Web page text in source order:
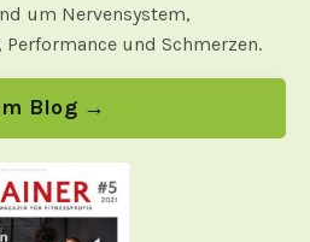
um Nervensystem,
und Schmerzen.
Blog →